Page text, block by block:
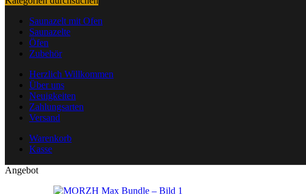
Saunazelt mit Ofen
Saunazelte
Öfen
Zubehör
Herzlich Willkommen
Über uns
Neuigkeiten
Zahlungsarten
Versand
Warenkorb
Kasse
Angebot